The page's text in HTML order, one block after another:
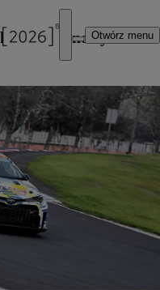
Otwórz menu
spalinowym